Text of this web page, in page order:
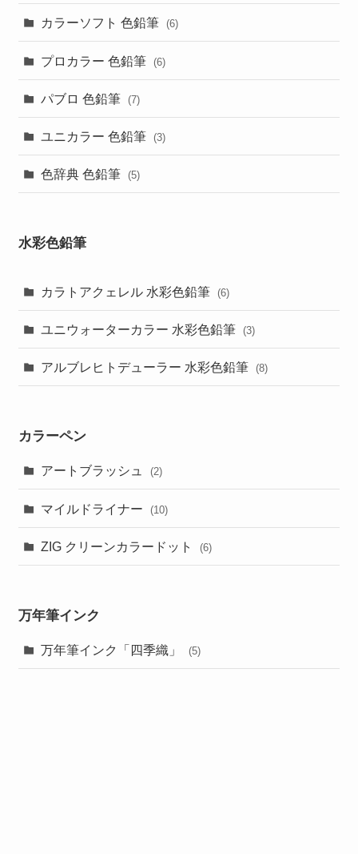
カラーソフト 色鉛筆 (6)
プロカラー 色鉛筆 (6)
パブロ 色鉛筆 (7)
ユニカラー 色鉛筆 (3)
色辞典 色鉛筆 (5)
水彩色鉛筆
カラトアクェレル 水彩色鉛筆 (6)
ユニウォーターカラー 水彩色鉛筆 (3)
アルブレヒトデューラー 水彩色鉛筆 (8)
カラーペン
アートブラッシュ (2)
マイルドライナー (10)
ZIG クリーンカラードット (6)
万年筆インク
万年筆インク「四季織」 (5)